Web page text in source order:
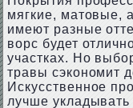
мягкие, матовые,
имеют разные
ворс будет
участках. Но
травы сэкономит
Искусственное
лучше